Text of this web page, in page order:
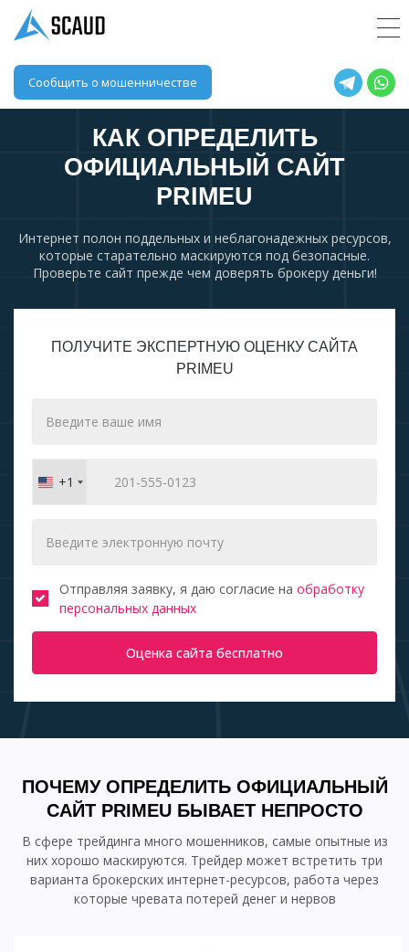
Сообщить о мошенничестве
КАК ОПРЕДЕЛИТЬ
ОФИЦИАЛЬНЫЙ САЙТ
PRIMEU
Интернет полон поддельных и неблагонадежных ресурсов,
которые старательно маскируются под безопасные.
Проверьте сайт прежде чем доверять брокеру деньги!
ПОЛУЧИТЕ ЭКСПЕРТНУЮ ОЦЕНКУ САЙТА
PRIMEU
United
States
+1
Отправляя заявку, я даю согласие на обработку
персональных данных
Оценка сайта бесплатно
ПОЧЕМУ ОПРЕДЕЛИТЬ ОФИЦИАЛЬНЫЙ
САЙТ PRIMEU БЫВАЕТ НЕПРОСТО
В сфере трейдинга много мошенников, самые опытные из
них хорошо маскируются. Трейдер может встретить три
варианта брокерских интернет-ресурсов, работа через
которые чревата потерей денег и нервов